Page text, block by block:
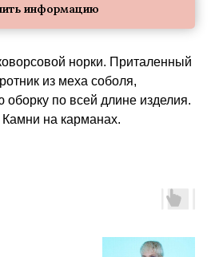
информацию
норки. Приталенный
из меха соболя,
оборку по всей длине изделия.
на карманах.